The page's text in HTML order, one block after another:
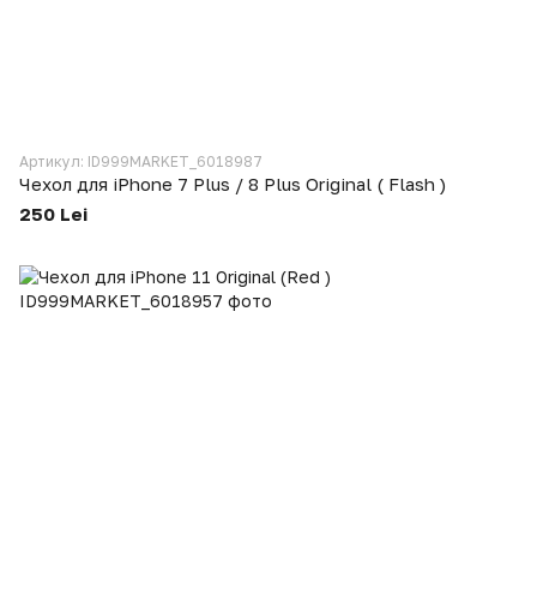
Артикул: ID999MARKET_6018987
Чехол для iPhone 7 Plus / 8 Plus Original ( Flash )
250 Lei